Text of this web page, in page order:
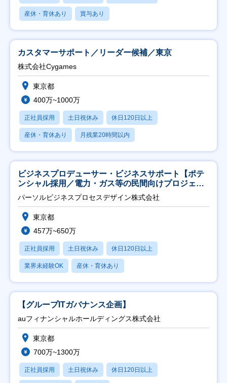
産休・育休あり 賞与あり
カスタマーサポート／リーダー候補／東京
株式会社Cygames
東京都
400万~1000万
正社員採用 土日祝休み 休日120日以上
産休・育休あり 月残業20時間以内
ビジネスプロデューサー・ビジネスサポート【ポテ
ンシャル採用／電力・ガス等の民間向けプロジェク
ト推進】
パーソルビジネスプロセスデザイン株式会社
東京都
457万~650万
正社員採用 土日祝休み 休日120日以上
業界未経験OK 産休・育休あり
【グループITガバナンス企画】
auフィナンシャルホールディングス株式会社
東京都
700万~1300万
正社員採用 土日祝休み 休日120日以上